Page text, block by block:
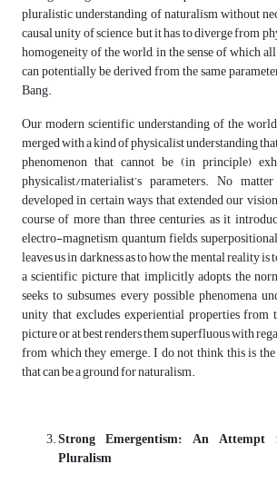
pluralistic understanding of naturalism without
causal unity of science, but it has to diverge from
homogeneity of the world, in the sense of which
can potentially be derived from the same
Bang.
Our modern scientific understanding of the
merged with a kind of physicalist understanding
phenomenon that cannot be (in principle)
physicalist/materialist’s parameters. No
developed in certain ways that extended our
course of more than three centuries, as it
electro-magnetism, quantum fields,
leaves us in darkness as to how the mental reality is
a scientific picture that implicitly adopts the
seeks to subsumes every possible phenomena
unity that excludes experiential properties from
picture or at best renders them superfluous with
from which they emerge. I do not think this is
that can be a ground for naturalism.
Strong Emergentism: An Attempt
Pluralism